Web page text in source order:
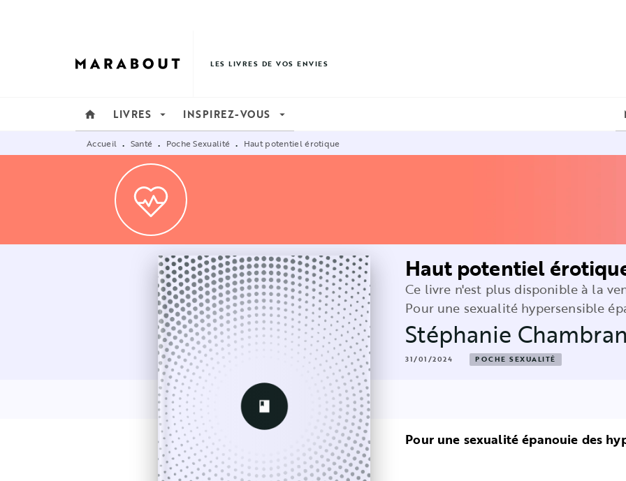
LES LIVRES DE VOS ENVIES
home LIVRES arrow_drop_down INSPIREZ-VOUS arrow_drop_down
Accueil • Santé • Poche Sexualité • Haut potentiel érotique
Haut potentiel
Ce livre n'est plus disponible à la
Pour une sexualité hypersensible
Stéphanie Chambran
31/01/2024 POCHE SEXUALITÉ
Pour une sexualité épanouie des